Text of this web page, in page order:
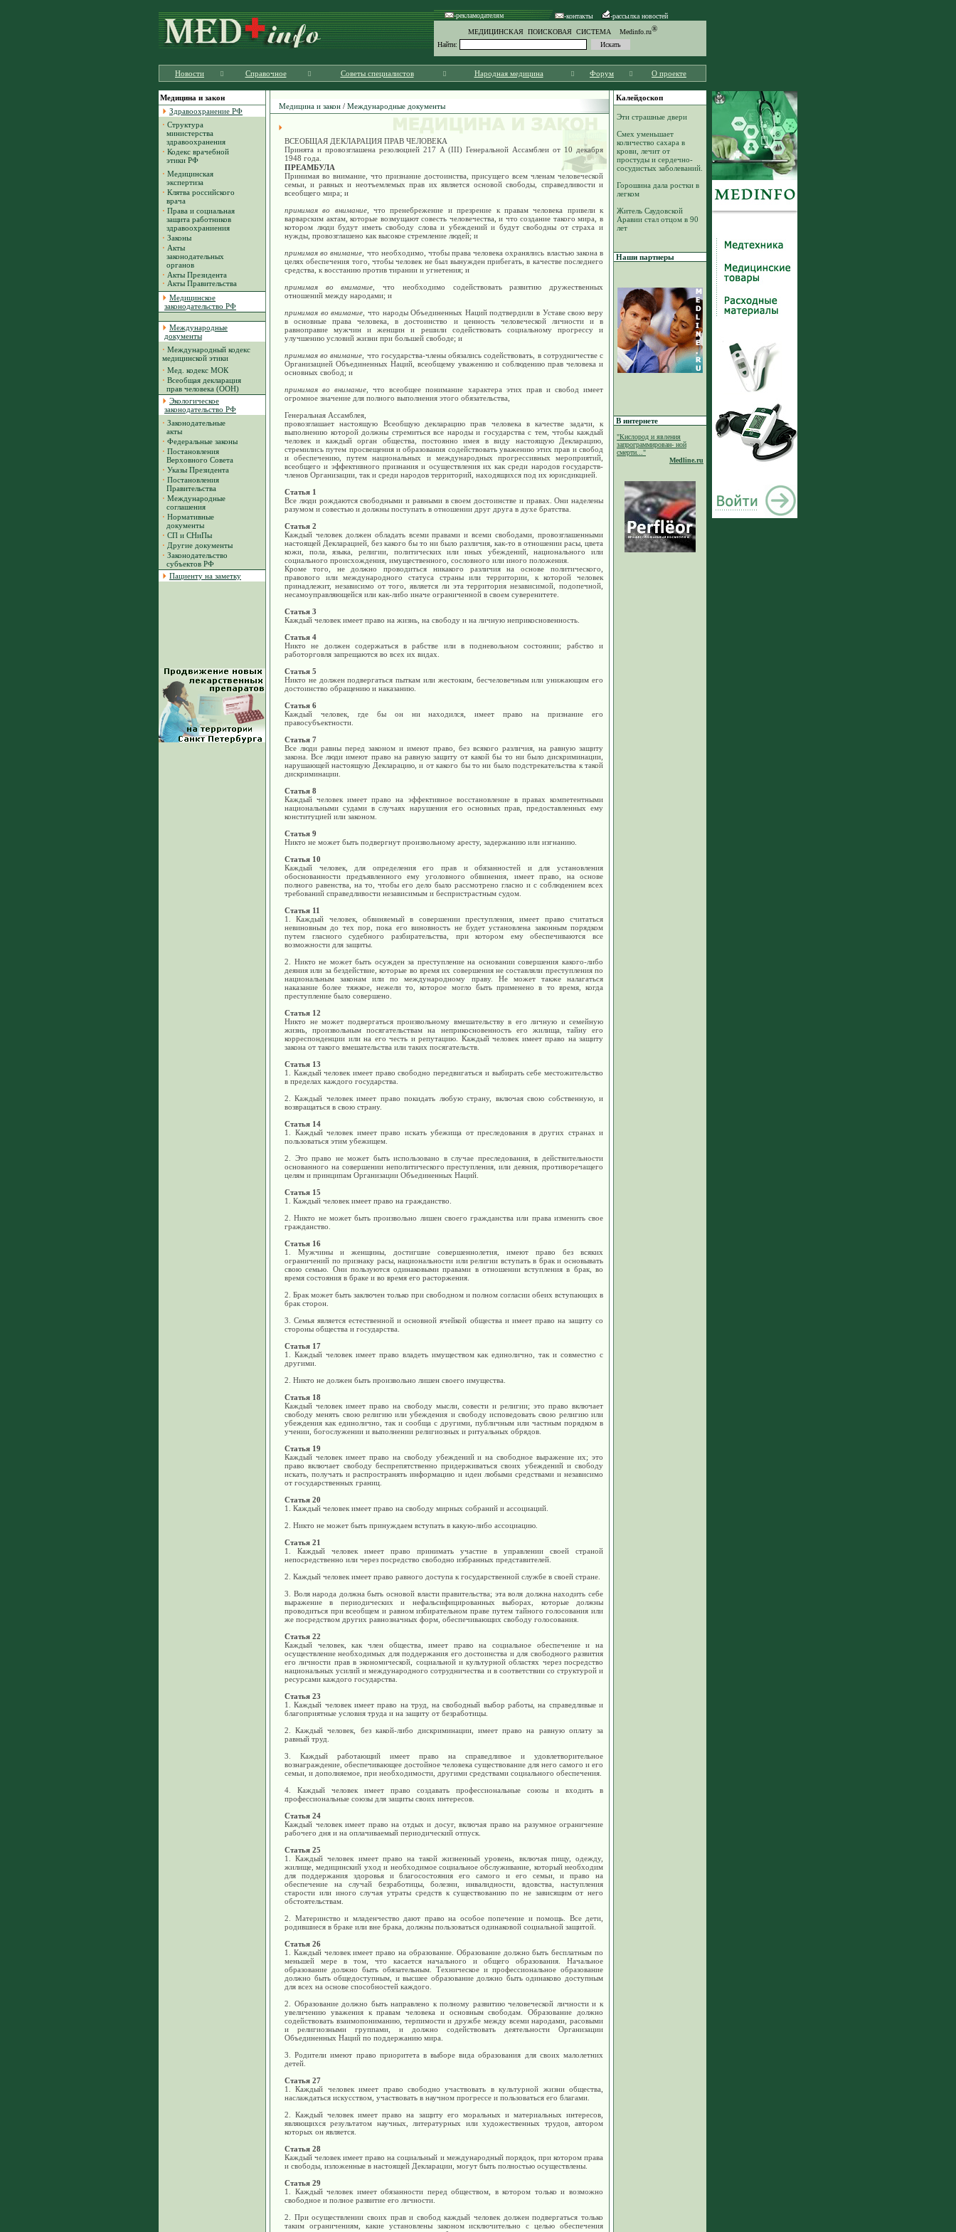
-рекламодателям -контакты -рассылка новостей
МЕДИЦИНСКАЯ ПОИСКОВАЯ СИСТЕМА Medinfo.ru®
Найти:
Новости Справочное Советы специалистов Народная медицина Форум О проекте
Медицина и закон
Здравоохранение РФ
· Структура
министерства
здравоохранения
· Кодекс врачебной
этики РФ
· Медицинская
экспертиза
· Клятва российского
врача
· Права и социальная
защита работников
здравоохраниения
· Законы
· Акты
законодательных
органов
· Акты Президента
· Акты Правительства
Медицинское
законодательство РФ
Международные
документы
· Международный кодекс
медицинской этики
· Мед. кодекс МОК
· Всеобщая декларация
прав человека (ООН)
Экологическое
законодательство РФ
· Законодательные
акты
· Федеральные законы
· Постановления
Верховного Совета
· Указы Президента
· Постановления
Правительства
· Международные
соглашения
· Нормативные
документы
· СП и СНиПы
· Другие документы
· Законодательство
субъектов РФ
Пациенту на заметку
Медицина и закон / Международные документы
ВСЕОБЩАЯ ДЕКЛАРАЦИЯ ПРАВ ЧЕЛОВЕКА
Принята и провозглашена резолюцией 217 А (III) Генеральной Ассамблеи от 10 декабря
1948 года.
ПРЕАМБУЛА
Принимая во внимание, что признание достоинства, присущего всем членам человеческой
семьи, и равных и неотъемлемых прав их является основой свободы, справедливости и
всеобщего мира; и
принимая во внимание, что пренебрежение и презрение к правам человека привели к
варварским актам, которые возмущают совесть человечества, и что создание такого мира, в
котором люди будут иметь свободу слова и убеждений и будут свободны от страха и
нужды, провозглашено как высокое стремление людей; и
принимая во внимание , что необходимо, чтобы права человека охранялись властью закона в
целях обеспечения того, чтобы человек не был вынужден прибегать, в качестве последнего
средства, к восстанию против тирании и угнетения; и
принимая во внимание , что необходимо содействовать развитию дружественных
отношений между народами; и
принимая во внимание , что народы Объединенных Наций подтвердили в Уставе свою веру
в основные права человека, в достоинство и ценность человеческой личности и в
равноправие мужчин и женщин и решили содействовать социальному прогрессу и
улучшению условий жизни при большей свободе; и
принимая во внимание , что государства-члены обязались содействовать, в сотрудничестве с
Организацией Объединенных Наций, всеобщему уважению и соблюдению прав человека и
основных свобод; и
принимая во внимание , что всеобщее понимание характера этих прав и свобод имеет
огромное значение для полного выполнения этого обязательства,
Генеральная Ассамблея,
провозглашает настоящую Всеобщую декларацию прав человека в качестве задачи, к
выполнению которой должны стремиться все народы и государства с тем, чтобы каждый
человек и каждый орган общества, постоянно имея в виду настоящую Декларацию,
стремились путем просвещения и образования содействовать уважению этих прав и свобод
и обеспечению, путем национальных и международных прогрессивных мероприятий,
всеобщего и эффективного признания и осуществления их как среди народов государств-
членов Организации, так и среди народов территорий, находящихся под их юрисдикцией.
Статья 1
Все люди рождаются свободными и равными в своем достоинстве и правах. Они наделены
разумом и совестью и должны поступать в отношении друг друга в духе братства.
Статья 2
Каждый человек должен обладать всеми правами и всеми свободами, провозглашенными
настоящей Декларацией, без какого бы то ни было различия, как-то в отношении расы, цвета
кожи, пола, языка, религии, политических или иных убеждений, национального или
социального происхождения, имущественного, сословного или иного положения.
Кроме того, не должно проводиться никакого различия на основе политического,
правового или международного статуса страны или территории, к которой человек
принадлежит, независимо от того, является ли эта территория независимой, подопечной,
несамоуправляющейся или как-либо иначе ограниченной в своем суверенитете.
Статья 3
Каждый человек имеет право на жизнь, на свободу и на личную неприкосновенность.
Статья 4
Никто не должен содержаться в рабстве или в подневольном состоянии; рабство и
работорговля запрещаются во всех их видах.
Статья 5
Никто не должен подвергаться пыткам или жестоким, бесчеловечным или унижающим его
достоинство обращению и наказанию.
Статья 6
Каждый человек, где бы он ни находился, имеет право на признание его
правосубъектности.
Статья 7
Все люди равны перед законом и имеют право, без всякого различия, на равную защиту
закона. Все люди имеют право на равную защиту от какой бы то ни было дискриминации,
нарушающей настоящую Декларацию, и от какого бы то ни было подстрекательства к такой
дискриминации.
Статья 8
Каждый человек имеет право на эффективное восстановление в правах компетентными
национальными судами в случаях нарушения его основных прав, предоставленных ему
конституцией или законом.
Статья 9
Никто не может быть подвергнут произвольному аресту, задержанию или изгнанию.
Статья 10
Каждый человек, для определения его прав и обязанностей и для установления
обоснованности предъявленного ему уголовного обвинения, имеет право, на основе
полного равенства, на то, чтобы его дело было рассмотрено гласно и с соблюдением всех
требований справедливости независимым и беспристрастным судом.
Статья 11
1. Каждый человек, обвиняемый в совершении преступления, имеет право считаться
невиновным до тех пор, пока его виновность не будет установлена законным порядком
путем гласного судебного разбирательства, при котором ему обеспечиваются все
возможности для защиты.
2. Никто не может быть осужден за преступление на основании совершения какого-либо
деяния или за бездействие, которые во время их совершения не составляли преступления по
национальным законам или по международному праву. Не может также налагаться
наказание более тяжкое, нежели то, которое могло быть применено в то время, когда
преступление было совершено.
Статья 12
Никто не может подвергаться произвольному вмешательству в его личную и семейную
жизнь, произвольным посягательствам на неприкосновенность его жилища, тайну его
корреспонденции или на его честь и репутацию. Каждый человек имеет право на защиту
закона от такого вмешательства или таких посягательств.
Статья 13
1. Каждый человек имеет право свободно передвигаться и выбирать себе местожительство
в пределах каждого государства.
2. Каждый человек имеет право покидать любую страну, включая свою собственную, и
возвращаться в свою страну.
Статья 14
1. Каждый человек имеет право искать убежища от преследования в других странах и
пользоваться этим убежищем.
2. Это право не может быть использовано в случае преследования, в действительности
основанного на совершении неполитического преступления, или деяния, противоречащего
целям и принципам Организации Объединенных Наций.
Статья 15
1. Каждый человек имеет право на гражданство.
2. Никто не может быть произвольно лишен своего гражданства или права изменить свое
гражданство.
Статья 16
1. Мужчины и женщины, достигшие совершеннолетия, имеют право без всяких
ограничений по признаку расы, национальности или религии вступать в брак и основывать
свою семью. Они пользуются одинаковыми правами в отношении вступления в брак, во
время состояния в браке и во время его расторжения.
2. Брак может быть заключен только при свободном и полном согласии обеих вступающих в
брак сторон.
3. Семья является естественной и основной ячейкой общества и имеет право на защиту со
стороны общества и государства.
Статья 17
1. Каждый человек имеет право владеть имуществом как единолично, так и совместно с
другими.
2. Никто не должен быть произвольно лишен своего имущества.
Статья 18
Каждый человек имеет право на свободу мысли, совести и религии; это право включает
свободу менять свою религию или убеждения и свободу исповедовать свою религию или
убеждения как единолично, так и сообща с другими, публичным или частным порядком в
учении, богослужении и выполнении религиозных и ритуальных обрядов.
Статья 19
Каждый человек имеет право на свободу убеждений и на свободное выражение их; это
право включает свободу беспрепятственно придерживаться своих убеждений и свободу
искать, получать и распространять информацию и идеи любыми средствами и независимо
от государственных границ.
Статья 20
1. Каждый человек имеет право на свободу мирных собраний и ассоциаций.
2. Никто не может быть принуждаем вступать в какую-либо ассоциацию.
Статья 21
1. Каждый человек имеет право принимать участие в управлении своей страной
непосредственно или через посредство свободно избранных представителей.
2. Каждый человек имеет право равного доступа к государственной службе в своей стране.
3. Воля народа должна быть основой власти правительства; эта воля должна находить себе
выражение в периодических и нефальсифицированных выборах, которые должны
проводиться при всеобщем и равном избирательном праве путем тайного голосования или
же посредством других равнозначных форм, обеспечивающих свободу голосования.
Статья 22
Каждый человек, как член общества, имеет право на социальное обеспечение и на
осуществление необходимых для поддержания его достоинства и для свободного развития
его личности прав в экономической, социальной и культурной областях через посредство
национальных усилий и международного сотрудничества и в соответствии со структурой и
ресурсами каждого государства.
Статья 23
1. Каждый человек имеет право на труд, на свободный выбор работы, на справедливые и
благоприятные условия труда и на защиту от безработицы.
2. Каждый человек, без какой-либо дискриминации, имеет право на равную оплату за
равный труд.
3. Каждый работающий имеет право на справедливое и удовлетворительное
вознаграждение, обеспечивающее достойное человека существование для него самого и его
семьи, и дополняемое, при необходимости, другими средствами социального обеспечения.
4. Каждый человек имеет право создавать профессиональные союзы и входить в
профессиональные союзы для защиты своих интересов.
Статья 24
Каждый человек имеет право на отдых и досуг, включая право на разумное ограничение
рабочего дня и на оплачиваемый периодический отпуск.
Статья 25
1. Каждый человек имеет право на такой жизненный уровень, включая пищу, одежду,
жилище, медицинский уход и необходимое социальное обслуживание, который необходим
для поддержания здоровья и благосостояния его самого и его семьи, и право на
обеспечение на случай безработицы, болезни, инвалидности, вдовства, наступления
старости или иного случая утраты средств к существованию по не зависящим от него
обстоятельствам.
2. Материнство и младенчество дают право на особое попечение и помощь. Все дети,
родившиеся в браке или вне брака, должны пользоваться одинаковой социальной защитой.
Статья 26
1. Каждый человек имеет право на образование. Образование должно быть бесплатным по
меньшей мере в том, что касается начального и общего образования. Начальное
образование должно быть обязательным. Техническое и профессиональное образование
должно быть общедоступным, и высшее образование должно быть одинаково доступным
для всех на основе способностей каждого.
2. Образование должно быть направлено к полному развитию человеческой личности и к
увеличению уважения к правам человека и основным свободам. Образование должно
содействовать взаимопониманию, терпимости и дружбе между всеми народами, расовыми
и религиозными группами, и должно содействовать деятельности Организации
Объединенных Наций по поддержанию мира.
3. Родители имеют право приоритета в выборе вида образования для своих малолетних
детей.
Статья 27
1. Каждый человек имеет право свободно участвовать в культурной жизни общества,
наслаждаться искусством, участвовать в научном прогрессе и пользоваться его благами.
2. Каждый человек имеет право на защиту его моральных и материальных интересов,
являющихся результатом научных, литературных или художественных трудов, автором
которых он является.
Статья 28
Каждый человек имеет право на социальный и международный порядок, при котором права
и свободы, изложенные в настоящей Декларации, могут быть полностью осуществлены.
Статья 29
1. Каждый человек имеет обязанности перед обществом, в котором только и возможно
свободное и полное развитие его личности.
2. При осуществлении своих прав и свобод каждый человек должен подвергаться только
таким ограничениям, какие установлены законом исключительно с целью обеспечения
Калейдоскоп
Эти страшные двери
Смех уменьшает
количество сахара в
крови, лечит от
простуды и сердечно-
сосудистых заболеваний.
Горошина дала ростки в
легком
Житель Саудовской
Аравии стал отцом в 90
лет
Наши партнеры
В интернете
"Кислород и явления
запрограммирован- ной
смерти..."
Medline.ru